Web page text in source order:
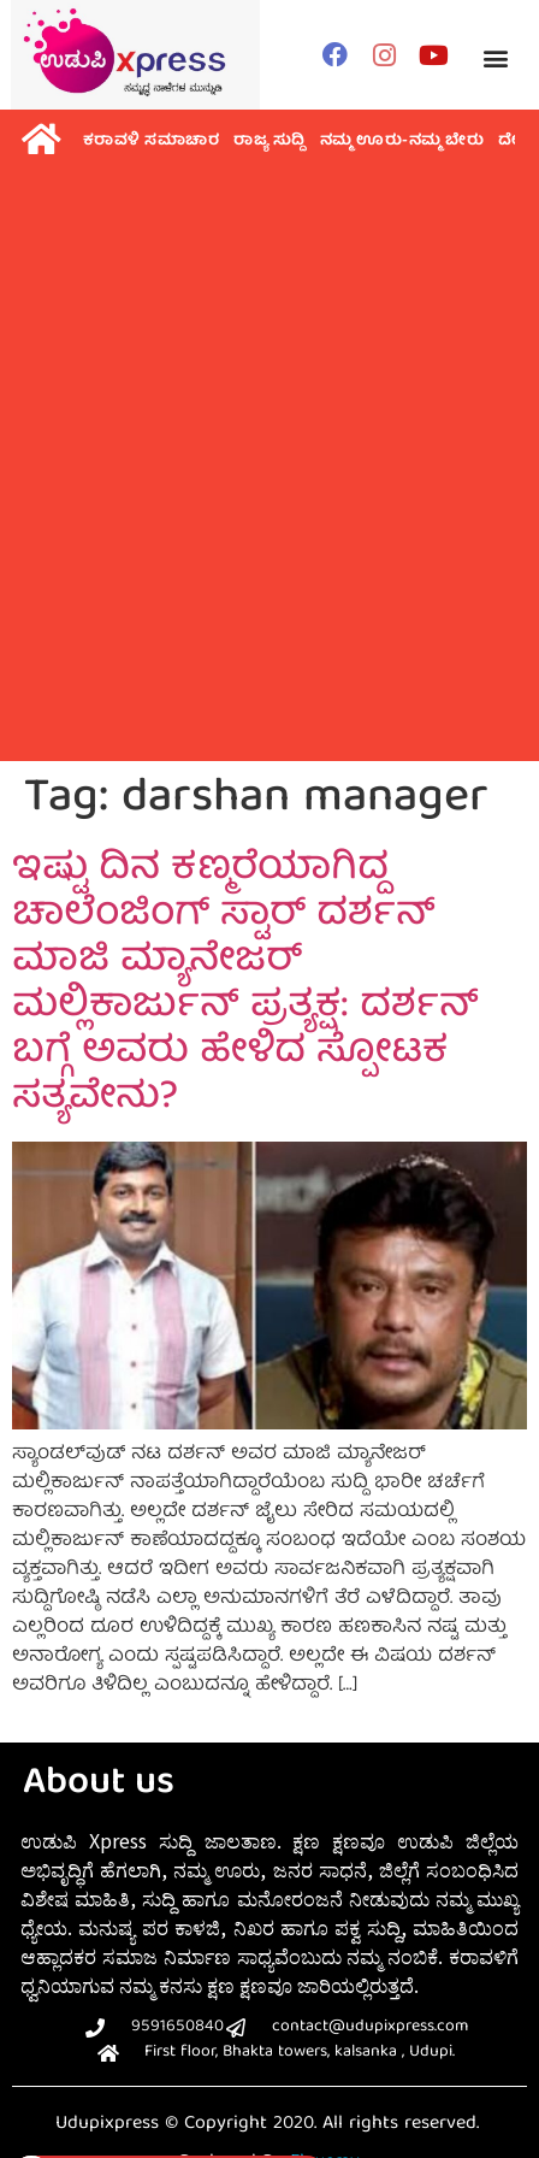
ಕರಾವಳಿ ಸಮಾಚಾರ ರಾಜ್ಯ ಸುದ್ದಿ ನಮ್ಮ ಊರು-ನಮ್ಮ ಬೇರು ದೇಶ
Tag:darshan manager
ಇಷ್ಟು ದಿನ ಕಣ್ಮರೆಯಾಗಿದ್ದ
ಚಾಲೆಂಜಿಂಗ್ ಸ್ಟಾರ್ ದರ್ಶನ್
ಮಾಜಿ ಮ್ಯಾನೇಜರ್
ಮಲ್ಲಿಕಾರ್ಜುನ್ ಪ್ರತ್ಯಕ್ಷ: ದರ್ಶನ್
ಬಗ್ಗೆ ಅವರು ಹೇಳಿದ ಸ್ಪೋಟಕ
ಸತ್ಯವೇನು?
ಸ್ಯಾಂಡಲ್‌ವುಡ್ ನಟ ದರ್ಶನ್ ಅವರ ಮಾಜಿ ಮ್ಯಾನೇಜರ್
ಮಲ್ಲಿಕಾರ್ಜುನ್ ನಾಪತ್ತೆಯಾಗಿದ್ದಾರೆಯೆಂಬ ಸುದ್ದಿ ಭಾರೀ ಚರ್ಚೆಗೆ
ಕಾರಣವಾಗಿತ್ತು. ಅಲ್ಲದೇ ದರ್ಶನ್ ಜೈಲು ಸೇರಿದ ಸಮಯದಲ್ಲಿ
ಮಲ್ಲಿಕಾರ್ಜುನ್ ಕಾಣೆಯಾದದ್ದಕ್ಕೂ ಸಂಬಂಧ ಇದೆಯೇ ಎಂಬ ಸಂಶಯ
ವ್ಯಕ್ತವಾಗಿತ್ತು. ಆದರೆ ಇದೀಗ ಅವರು ಸಾರ್ವಜನಿಕವಾಗಿ ಪ್ರತ್ಯಕ್ಷವಾಗಿ
ಸುದ್ದಿಗೋಷ್ಠಿ ನಡೆಸಿ ಎಲ್ಲಾ ಅನುಮಾನಗಳಿಗೆ ತೆರೆ ಎಳೆದಿದ್ದಾರೆ. ತಾವು
ಎಲ್ಲರಿಂದ ದೂರ ಉಳಿದಿದ್ದಕ್ಕೆ ಮುಖ್ಯ ಕಾರಣ ಹಣಕಾಸಿನ ನಷ್ಟ ಮತ್ತು
ಅನಾರೋಗ್ಯ ಎಂದು ಸ್ಪಷ್ಟಪಡಿಸಿದ್ದಾರೆ. ಅಲ್ಲದೇ ಈ ವಿಷಯ ದರ್ಶನ್
ಅವರಿಗೂ ತಿಳಿದಿಲ್ಲ ಎಂಬುದನ್ನೂ ಹೇಳಿದ್ದಾರೆ. […]
About us
ಉಡುಪಿ Xpress ಸುದ್ದಿ ಜಾಲತಾಣ. ಕ್ಷಣ ಕ್ಷಣವೂ ಉಡುಪಿ ಜಿಲ್ಲೆಯ
ಅಭಿವೃದ್ಧಿಗೆ ಹೆಗಲಾಗಿ, ನಮ್ಮ ಊರು, ಜನರ ಸಾಧನೆ, ಜಿಲ್ಲೆಗೆ ಸಂಬಂಧಿಸಿದ
ವಿಶೇಷ ಮಾಹಿತಿ, ಸುದ್ದಿ ಹಾಗೂ ಮನೋರಂಜನೆ ನೀಡುವುದು ನಮ್ಮ ಮುಖ್ಯ
ಧ್ಯೇಯ. ಮನುಷ್ಯ ಪರ ಕಾಳಜಿ, ನಿಖರ ಹಾಗೂ ಪಕ್ವ ಸುದ್ದಿ, ಮಾಹಿತಿಯಿಂದ
ಆಹ್ಲಾದಕರ ಸಮಾಜ ನಿರ್ಮಾಣ ಸಾಧ್ಯವೆಂಬುದು ನಮ್ಮ ನಂಬಿಕೆ. ಕರಾವಳಿಗೆ
ಧ್ವನಿಯಾಗುವ ನಮ್ಮ ಕನಸು ಕ್ಷಣ ಕ್ಷಣವೂ ಜಾರಿಯಲ್ಲಿರುತ್ತದೆ.
9591650840
contact@udupixpress.com
First floor, Bhakta towers, kalsanka , Udupi.
Udupixpress © Copyright 2020. All rights reserved.